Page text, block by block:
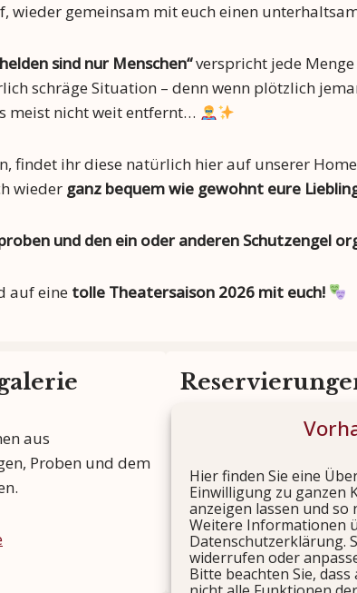
Hier finden Sie eine
Einwilligung zu ganzen
anzeigen lassen und so
Weitere Informationen
Datenschutzerklärung.
widerrufen oder
Bitte beachten Sie,
wieder gemeinsam mit euch einen
sind nur Menschen“verspricht jede
schräge Situation – denn wenn plötzlich
meist nicht weit entfernt…
findet ihr diese natürlich hier auf unserer
wieder ganz bequem wie gewohnt eure
und den ein oder anderen Schutzengel
auf eine tolle Theatersaison 2026 mit euch!
aus
Proben und dem
Sichern Sie sich
Plätze für unsere
Jetzt reservieren